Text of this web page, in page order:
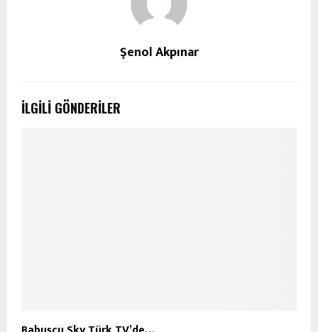
Şenol Akpınar
İLGILI GÖNDERILER